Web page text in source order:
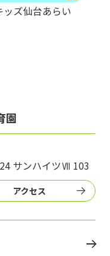
ッズ仙台あらい
園
サンハイツⅦ 103
アクセス